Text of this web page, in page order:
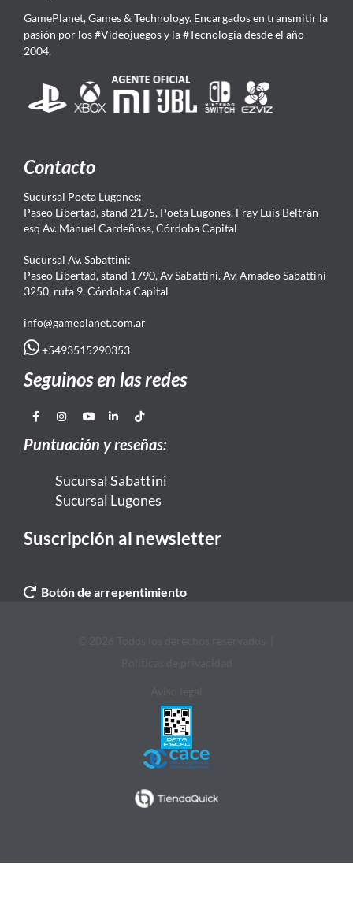
GamePlanet, Games & Technology. Encargados en transmitir la
pasión por los #Videojuegos y la #Tecnología desde el año
2004.
Contacto
Sucursal Poeta Lugones:
Paseo Libertad, stand 2175, Poeta Lugones. Fray Luis Beltrán
esq Av. Manuel Cardeñosa, Córdoba Capital
Sucursal Av. Sabattini:
Paseo Libertad, stand 1790, Av Sabattini. Av. Amadeo Sabattini
3250, ruta 9, Córdoba Capital
info@gameplanet.com.ar
+5493515290353
Seguinos en las redes
Puntuación y reseñas:
Sucursal Sabattini
Sucursal Lugones
Suscripción al newsletter
Botón de arrepentimiento